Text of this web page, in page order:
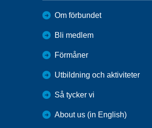
Om förbundet
Bli medlem
Förmåner
Utbildning och aktiviteter
Så tycker vi
About us (in English)